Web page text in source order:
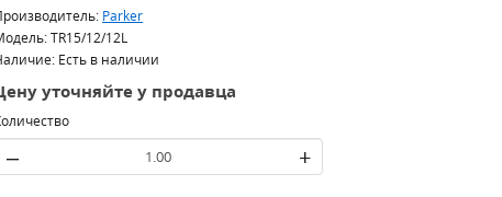
Parker
TR15/12/12L
Есть в наличии
уточняйте у продавца
– +